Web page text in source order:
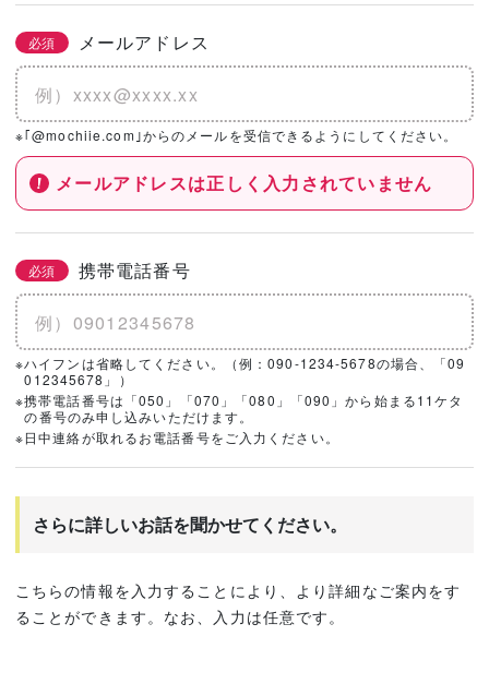
必須 メールアドレス
※｢@mochiie.com｣からのメールを受信できるようにしてください。
メールアドレスは正しく入力されていません
必須 携帯電話番号
※ハイフンは省略してください。（例：090-1234-5678の場合、「09
012345678」）
※携帯電話番号は「050」「070」「080」「090」から始まる11ケタ
の番号のみ申し込みいただけます。
※日中連絡が取れるお電話番号をご入力ください。
さらに詳しいお話を聞かせてください。
こちらの情報を入力することにより、より詳細なご案内をす
ることができます。なお、入力は任意です。